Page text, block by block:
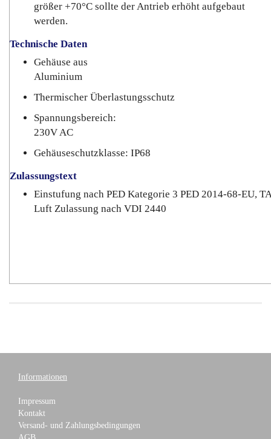
größer +70°C sollte der Antrieb erhöht aufgebaut
werden.
Technische Daten
Gehäuse aus
Aluminium
Thermischer Überlastungsschutz
Spannungsbereich:
230V AC
Gehäuseschutzklasse: IP68
Zulassungstext
Einstufung nach PED Kategorie 3 PED 2014-68-EU,
Luft Zulassung nach VDI 2440
Informationen
Impressum
Kontakt
Versand- und Zahlungsbedingungen